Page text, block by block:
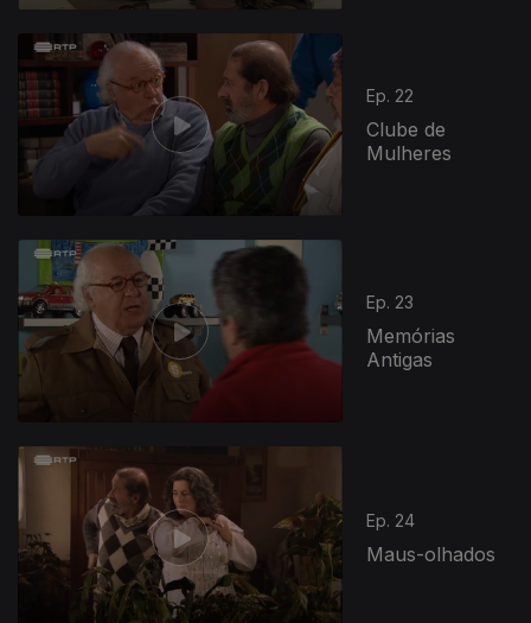
Ep. 22
Clube de
Mulheres
Ep. 23
Memórias
Antigas
Ep. 24
Maus-olhados
377802